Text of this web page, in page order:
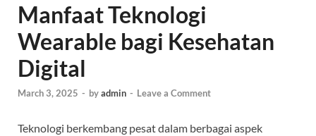
Manfaat Teknologi
Wearable bagi Kesehatan
Digital
March 3, 2025 - byadmin - Leave a Comment
Teknologi berkembang pesat dalam berbagai aspek